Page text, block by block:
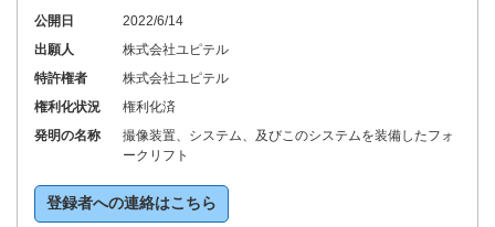
公開日
2022/6/14
出願人
株式会社ユピテル
特許権者
株式会社ユピテル
権利化状況
権利化済
発明の名称
撮像装置、システム、及びこのシステムを装備したフォ
ークリフト
登録者への連絡はこちら